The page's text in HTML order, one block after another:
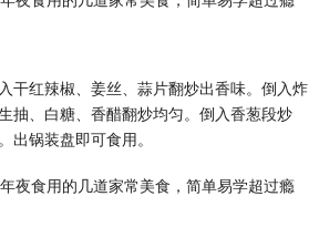
干红辣椒、姜丝、蒜片翻炒出香味。倒入炸
抽、白糖、香醋翻炒均匀。倒入香葱段炒
出锅装盘即可食用。